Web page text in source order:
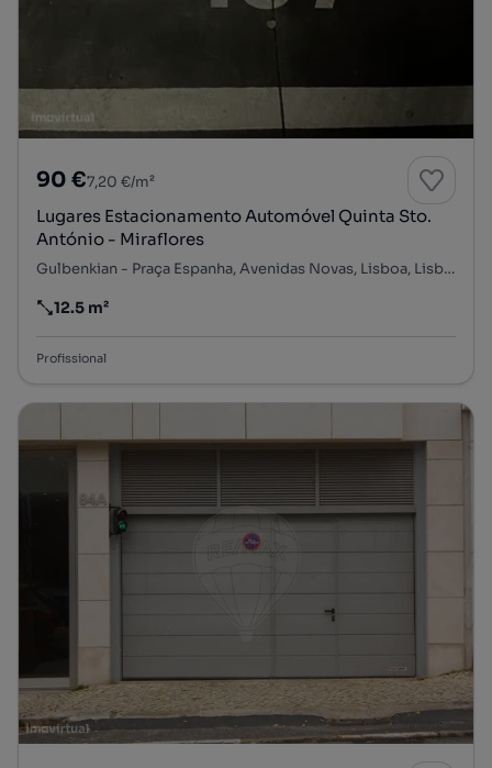
90 €7,20 €/m²
Lugares Estacionamento Automóvel Quinta Sto.
António - Miraflores
Gulbenkian - Praça Espanha, Avenidas Novas, Lisboa, Lisboa
Preço por metro quadrado
12.5 m²
Profissional